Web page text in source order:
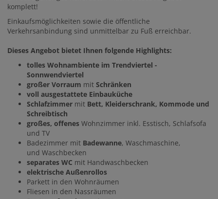
komplett!
Einkaufsmöglichkeiten sowie die öffentliche
Verkehrsanbindung sind unmittelbar zu Fuß erreichbar.
Dieses Angebot bietet Ihnen folgende Highlights:
tolles Wohnambiente im Trendviertel -
Sonnwendviertel
großer Vorraum mit Schränken
voll ausgestattete Einbauküche
Schlafzimmer mit Bett, Kleiderschrank, Kommode und
Schreibtisch
großes, offenes Wohnzimmer inkl. Esstisch, Schlafsofa
und TV
Badezimmer mit Badewanne, Waschmaschine,
und Waschbecken
separates WC mit Handwaschbecken
elektrische Außenrollos
Parkett in den Wohnräumen
Fliesen in den Nassräumen